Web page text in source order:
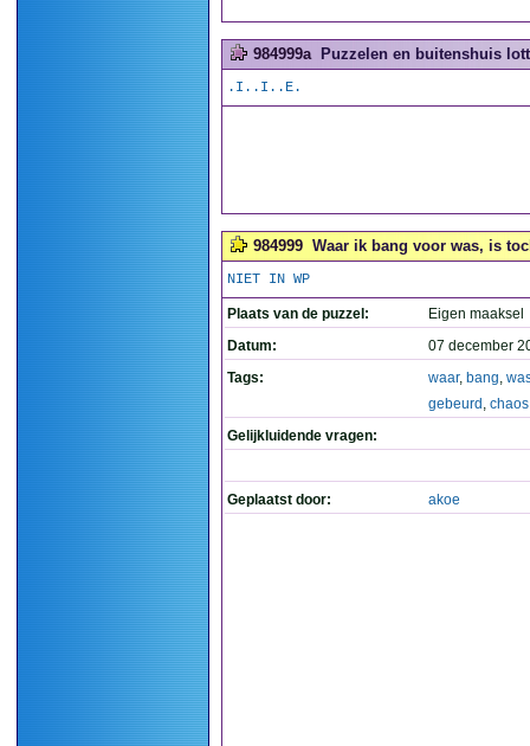
984999a Puzzelen en buitenshuis
.I..I..E.
984999 Waar ik bang voor was, is
NIET IN WP
Plaats van de puzzel:
Eigen maaksel
Datum:
07 december
Tags:
waar, bang,
gebeurd , chaos
Gelijkluidende vragen:
Geplaatst door: akoe